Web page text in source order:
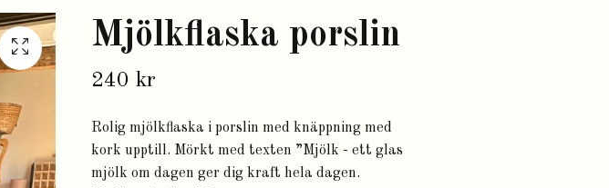
Mjölkflaska porslin
240 kr
Rolig mjölkflaska i porslin med knäppning med
kork upptill. Mörkt med texten ”Mjölk - ett glas
mjölk om dagen ger dig kraft hela dagen.